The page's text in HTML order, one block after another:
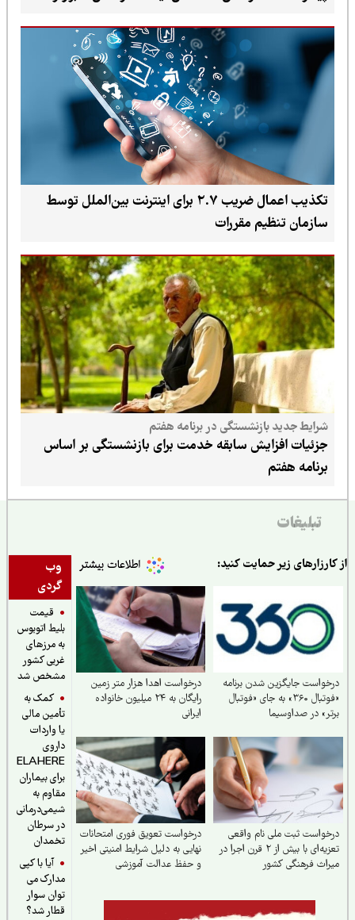
تکذیب اعمال ضریب ۲.۷ برای اینترنت بین‌الملل توسط
سازمان تنظیم مقررات
شرایط جدید بازنشستگی در برنامه هفتم
جزئیات افزایش سابقه خدمت برای بازنشستگی بر اساس
برنامه هفتم
تبلیغات
وب
گردی
قیمت
بلیط اتوبوس
به مرزهای
غربی کشور
مشخص شد
کمک به
تأمین مالی
یا واردات
داروی
ELAHERE
برای بیماران
مقاوم به
شیمی‌درمانی
در سرطان
تخمدان
آیا با کپی
مدارک می
توان سوار
قطار شد؟
زیر حمایت کنید:
جایگزین شدن برنامه
«فوتبال ۳۶۰» به جای «فوتبال
در صداوسیما
درخواست اهدا هزار متر زمین
رایگان به ۲۴ میلیون خانواده
ثبت ملی نام واقعی
تعزیه‌ای با بیش از ۲ قرن اجرا در
فرهنگی کشور
درخواست تعویق فوری امتحانات
نهایی به دلیل شرایط امنیتی اخیر
و حفظ عدالت آموزشی